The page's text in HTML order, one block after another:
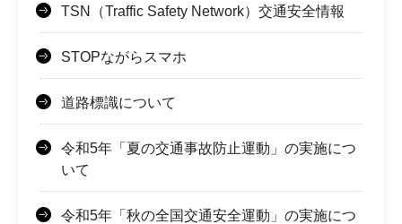
TSN（Traffic Safety Network）交通安全情報
STOPながらスマホ
道路標識について
令和5年「夏の交通事故防止運動」の実施につ
いて
令和5年「秋の全国交通安全運動」の実施につ